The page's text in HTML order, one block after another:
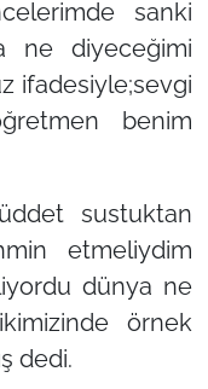
sanki
ne diyeceğimi
ifadesiyle;sevgi
benim
sustuktan
etmeliydim
dünya ne
örnek
dedi.